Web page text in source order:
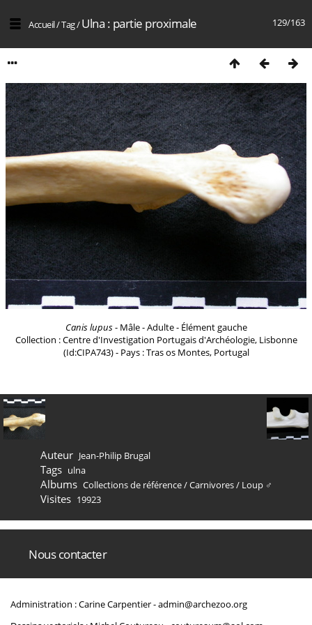
129/163
Accueil/Tag/Ulna : partie proximale
Canis lupus- Mâle - Adulte - Élément gauche
Collection : Centre d'Investigation Portugais d'Archéologie, Lisbonne
(Id:CIPA743) - Pays : Tras os Montes, Portugal
Auteur Jean-Philip Brugal
Tags ulna
Albums Collections de référence/Carnivores/ Loup ♂
Visites 19923
Nous contacter
Administration : Carine Carpentier -admin@archezoo.org